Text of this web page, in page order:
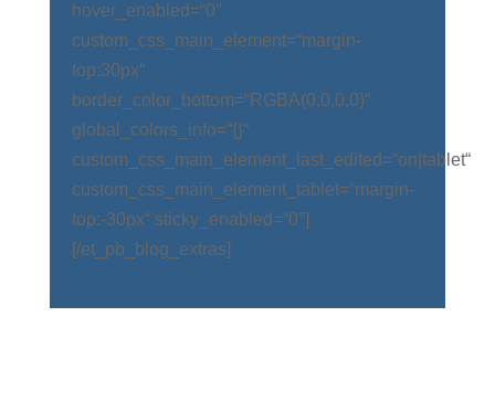
hover_enabled=“0″
custom_css_main_element=“margin-
top:30px“
border_color_bottom=“RGBA(0,0,0,0)“
global_colors_info=“{}“
custom_css_main_element_last_edited=“on|tablet“
custom_css_main_element_tablet=“margin-
top:-30px“ sticky_enabled=“0″]
[/et_pb_blog_extras]